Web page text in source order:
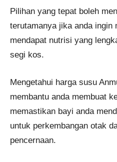
Pilihan yang tepat boleh
terutamanya jika anda ingin
mendapat nutrisi yang
segi kos.
Mengetahui harga susu
membantu anda membuat
memastikan bayi anda
untuk perkembangan otak
pencernaan.